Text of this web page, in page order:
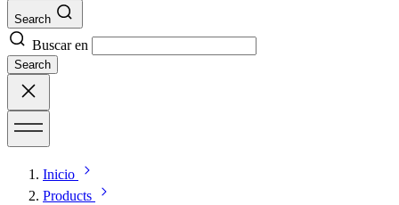
Search
Buscar en
Search
Inicio
Products